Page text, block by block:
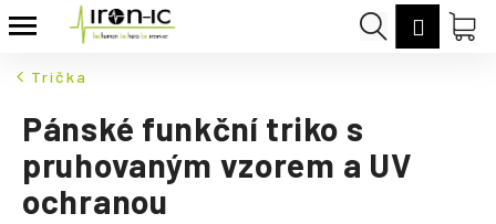
na
Hledat
Trička
Pánské funkční triko s
pruhovaným vzorem a UV
ochranou
K
o
C
o
p
o